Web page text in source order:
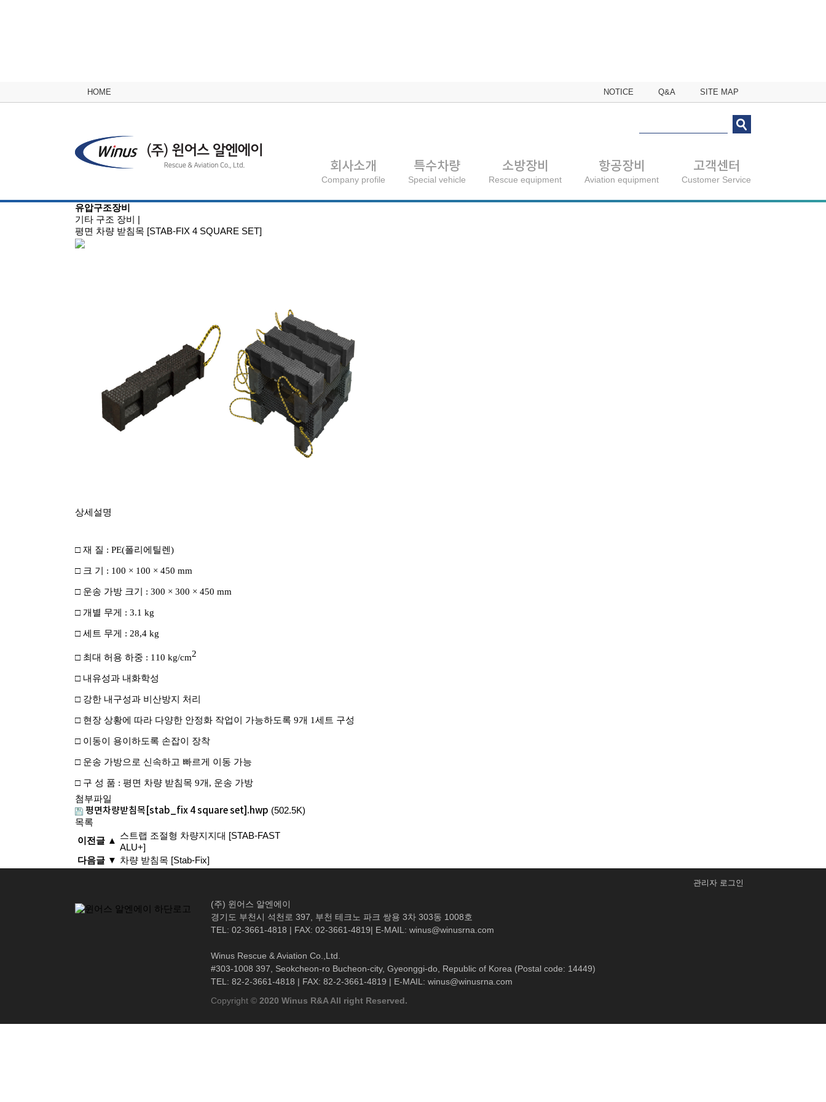
HOME NOTICE Q&A SITE MAP
회사소개
Company profile
특수차량
Special vehicle
소방장비
Rescue equipment
항공장비
Aviation equipment
고객센터
Customer Service
유압구조장비
기타 구조 장비 |
평면 차량 받침목 [STAB-FIX 4 SQUARE SET]
상세설명
□ 재 질 : PE(폴리에틸렌 )
□ 크 기 : 100 × 100 × 450 mm
□ 운송 가방 크기 : 300 × 300 × 450 mm
□ 개별 무게 : 3.1 kg
□ 세트 무게 : 28,4 kg
□ 최대 허용 하중 : 110 kg/cm2
□ 내유성과 내화학성
□ 강한 내구성과 비산방지 처리
□ 현장 상황에 따라 다양한 안정화 작업이 가능하도록 9개 1세트 구성
□ 이동이 용이하도록 손잡이 장착
□ 운송 가방으로 신속하고 빠르게 이동 가능
□ 구 성 품 : 평면 차량 받침목 9개 , 운송 가방
첨부파일
평면차량받침목[stab_fix 4 square set].hwp (502.5K)
목록
이전글 ▲ 스트랩 조절형 차량지지대 [STAB-FAST
ALU+]
다음글 ▼ 차량 받침목 [Stab-Fix]
관리자 로그인
(주) 윈어스 알엔에이
경기도 부천시 석천로 397, 부천 테크노 파크 쌍용 3차 303동 1008호
TEL: 02-3661-4818 | FAX: 02-3661-4819| E-MAIL: winus@winusrna.com
Winus Rescue & Aviation Co.,Ltd.
#303-1008 397, Seokcheon-ro Bucheon-city, Gyeonggi-do, Republic of Korea (Postal code: 14449)
TEL: 82-2-3661-4818 | FAX: 82-2-3661-4819 | E-MAIL: winus@winusrna.com
Copyright © 2020 Winus R&A All right Reserved.